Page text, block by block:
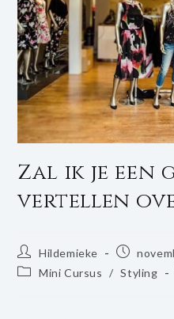
Zal ik je een
vertellen
Hildemieke
Mini Cursus
/ Styling